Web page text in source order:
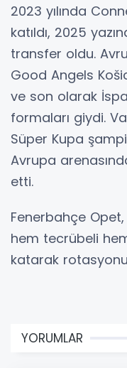
2023 yılında
katıldı, 2025
transfer oldu.
Good Angels
ve son olarak
formaları giydi.
Süper Kupa
Avrupa
etti.
Fenerbahçe
hem tecrübeli
katarak
YORUMLAR